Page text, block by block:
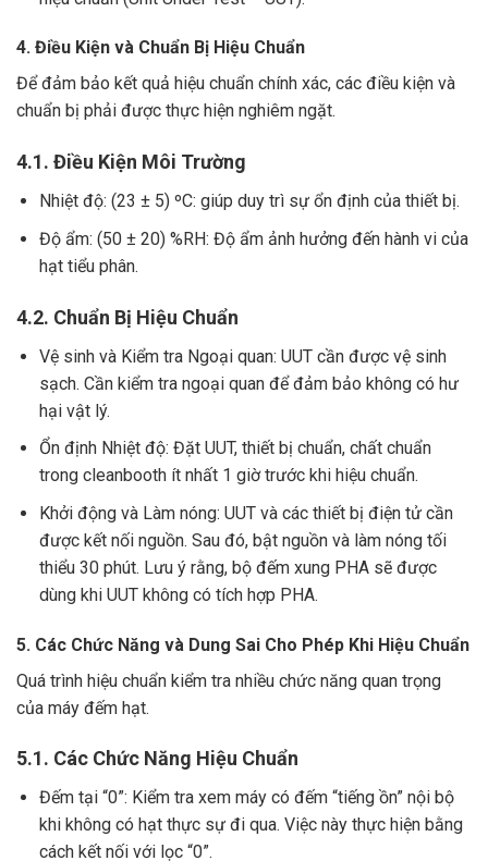
4. Điều Kiện và Chuẩn Bị Hiệu Chuẩn
Để đảm bảo kết quả hiệu chuẩn chính xác, các điều kiện và
chuẩn bị phải được thực hiện nghiêm ngặt.
4.1. Điều Kiện Môi Trường
Nhiệt độ: (23 ± 5) ºC: giúp duy trì sự ổn định của thiết bị.
Độ ẩm: (50 ± 20) %RH: Độ ẩm ảnh hưởng đến hành vi của
hạt tiểu phân.
4.2. Chuẩn Bị Hiệu Chuẩn
Vệ sinh và Kiểm tra Ngoại quan: UUT cần được vệ sinh
sạch. Cần kiểm tra ngoại quan để đảm bảo không có hư
hại vật lý.
Ổn định Nhiệt độ: Đặt UUT, thiết bị chuẩn, chất chuẩn
trong cleanbooth ít nhất 1 giờ trước khi hiệu chuẩn.
Khởi động và Làm nóng: UUT và các thiết bị điện tử cần
được kết nối nguồn. Sau đó, bật nguồn và làm nóng tối
thiểu 30 phút. Lưu ý rằng, bộ đếm xung PHA sẽ được
dùng khi UUT không có tích hợp PHA.
5. Các Chức Năng và Dung Sai Cho Phép Khi Hiệu Chuẩn
Quá trình hiệu chuẩn kiểm tra nhiều chức năng quan trọng
của máy đếm hạt.
5.1. Các Chức Năng Hiệu Chuẩn
Đếm tại “0”: Kiểm tra xem máy có đếm “tiếng ồn” nội bộ
khi không có hạt thực sự đi qua. Việc này thực hiện bằng
cách kết nối với lọc “0”.